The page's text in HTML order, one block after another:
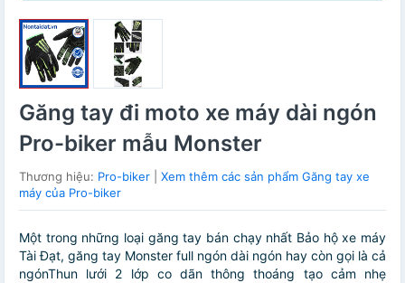
Găng tay đi moto xe máy dài ngón
Pro-biker mẫu Monster
Thương hiệu: Pro-biker
Xem thêm các sản phẩm Găng tay xe
máy của Pro-biker
Một trong những loại găng tay bán chạy nhất Bảo hộ xe máy
Tài Đạt, găng tay Monster full ngón dài ngón hay còn gọi là cả
ngónThun lưới 2 lớp co dãn thông thoáng tạo cảm nhẹ